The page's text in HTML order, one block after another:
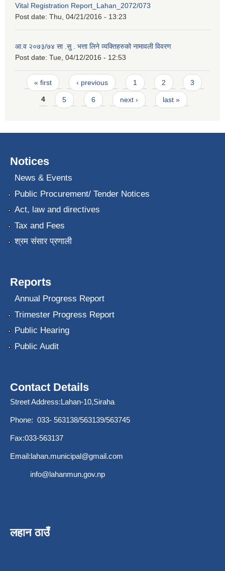
Vital Registration Report_Lahan_2072/073
Post date: Thu, 04/21/2016 - 13:23
आ.व २०७३/७४ सा .सु . भत्ता लिने व्यक्तिहरुको नामावली विवरण
Post date: Tue, 04/12/2016 - 12:53
Pages
« first ‹ previous 1 2 3
4 5 6 next › last »
Notices
News & Events
Public Procurement/ Tender Notices
Act, law and directives
Tax and Fees
श्रम संसार प्रणाली
Reports
Annual Progress Report
Trimester Progress Report
Public Hearing
Public Audit
Contact Details
Street Address:Lahan-10,Siraha
Phone: 033- 563138/563139/563745
Fax:033-563137
Email:lahan.municipal@gmail.com
info@lahanmun.gov.np
लहान ठाउँ